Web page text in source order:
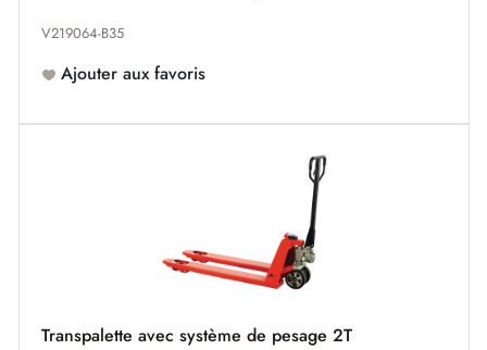
V219064-B35
Ajouter aux favoris
Transpalette avec système de pesage 2T